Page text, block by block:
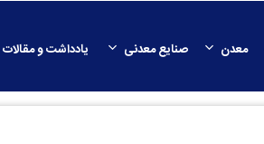
معدن صنایع معدنی یادداشت و مقالات